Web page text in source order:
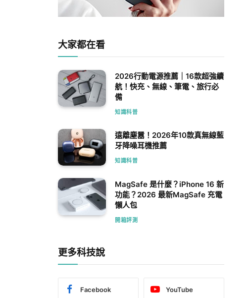
大家都在看
2026行動電源推薦｜16款超強續
航！快充、無線、筆電、旅行必
備
知識科普
遠離塵囂！2026年10款真無線藍
牙降噪耳機推薦
知識科普
MagSafe 是什麼？iPhone 16 新
功能？2026 最新MagSafe 充電
懶人包
開箱評測
更多科技說
Facebook YouTube